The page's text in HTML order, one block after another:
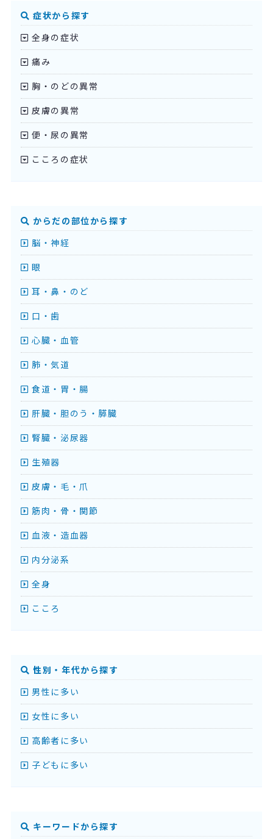
症状から探す
全身の症状
痛み
胸・のどの異常
皮膚の異常
便・尿の異常
こころの症状
からだの部位から探す
脳・神経
眼
耳・鼻・のど
口・歯
心臓・血管
肺・気道
食道・胃・腸
肝臓・胆のう・膵臓
腎臓・泌尿器
生殖器
皮膚・毛・爪
筋肉・骨・関節
血液・造血器
内分泌系
全身
こころ
性別・年代から探す
男性に多い
女性に多い
高齢者に多い
子どもに多い
キーワードから探す